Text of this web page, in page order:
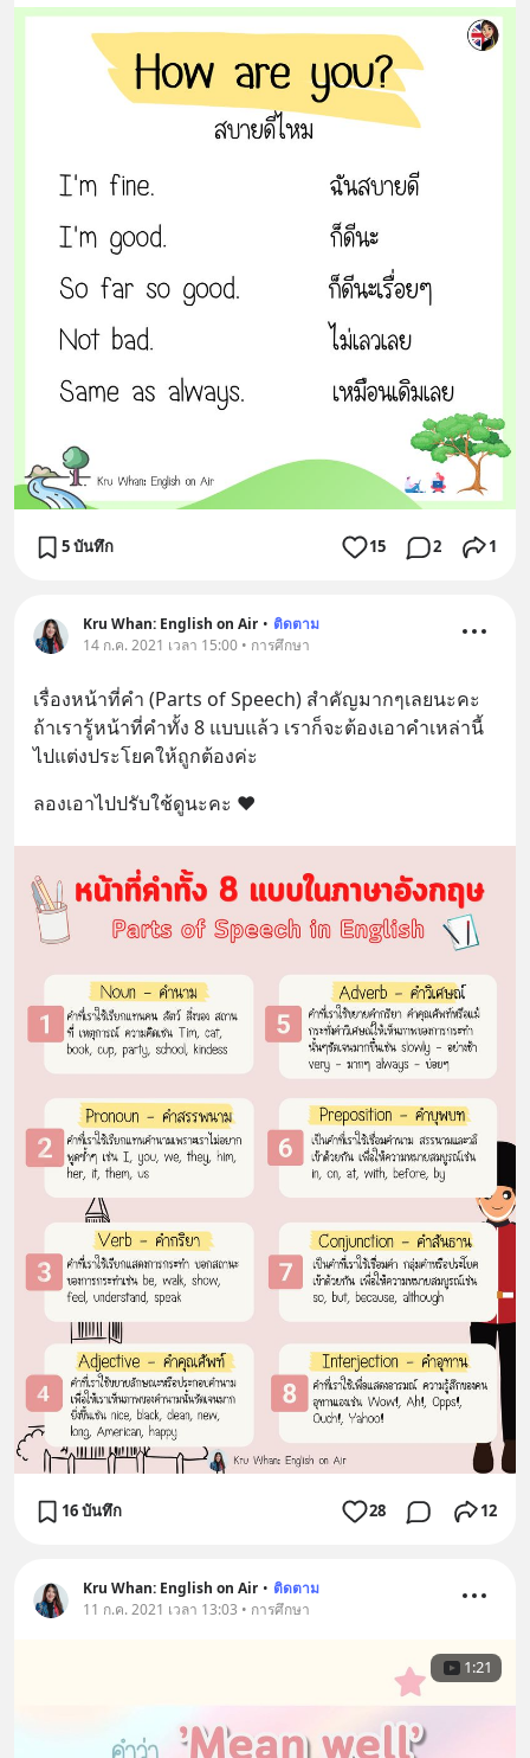
5 บันทึก 15 2 1
Kru Whan: English on Air • ติดตาม
14 ก.ค. 2021 เวลา 15:00 • การศึกษา
เรื่องหน้าที่คำ (Parts of Speech) สำคัญมากๆเลยนะคะ
ถ้าเรารู้หน้าที่คำทั้ง 8 แบบแล้ว เราก็จะต้องเอาคำเหล่านี้
ไปแต่งประโยคให้ถูกต้องค่ะ
ลองเอาไปปรับใช้ดูนะคะ ❤️
16 บันทึก 28 12
Kru Whan: English on Air • ติดตาม
11 ก.ค. 2021 เวลา 13:03 • การศึกษา
1:21